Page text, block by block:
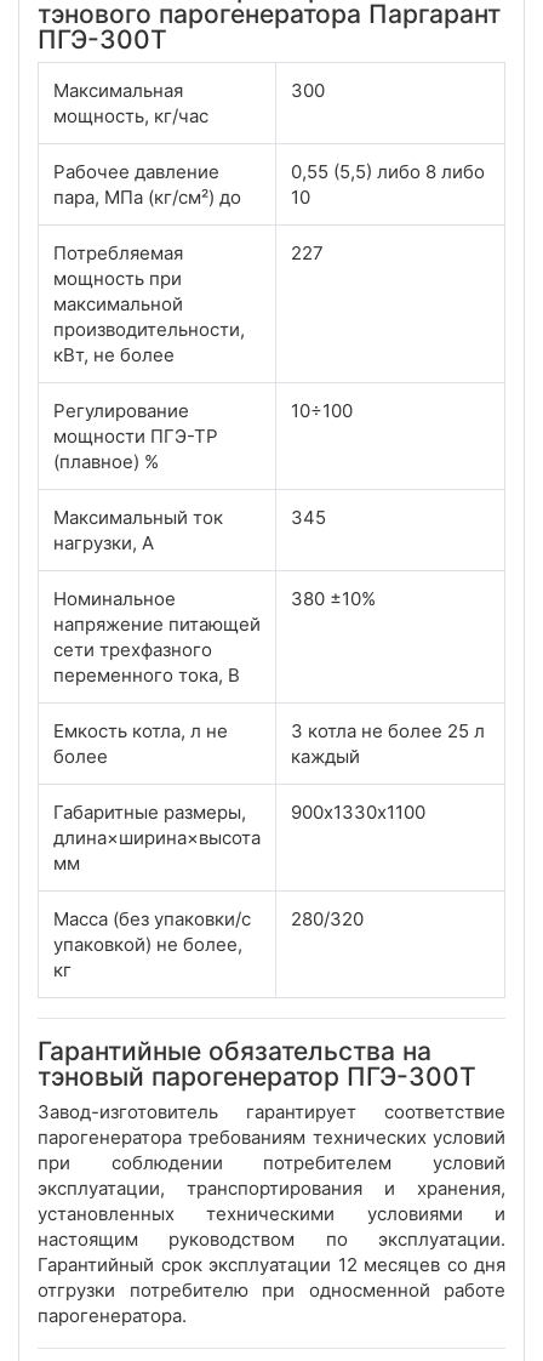
тэнового парогенератора Паргарант
ПГЭ-300Т
Максимальная
мощность, кг/час
300
Рабочее давление
пара, МПа (кг/см²) до
0,55 (5,5) либо 8 либо
10
Потребляемая
мощность при
максимальной
производительности,
кВт, не более
227
Регулирование
мощности ПГЭ-ТР
(плавное) %
10÷100
Максимальный ток
нагрузки, А
345
Номинальное
напряжение питающей
сети трехфазного
переменного тока, В
380 ±10%
Емкость котла, л не
более
3 котла не более 25 л
каждый
Габаритные размеры,
длина×ширина×высота
мм
900х1330х1100
Масса (без упаковки/с
упаковкой) не более,
кг
280/320
Гарантийные обязательства на
тэновый парогенератор ПГЭ-300Т
Завод-изготовитель гарантирует соответствие
парогенератора требованиям технических условий
при соблюдении потребителем условий
эксплуатации, транспортирования и хранения,
установленных техническими условиями и
настоящим руководством по эксплуатации.
Гарантийный срок эксплуатации 12 месяцев со дня
отгрузки потребителю при односменной работе
парогенератора.